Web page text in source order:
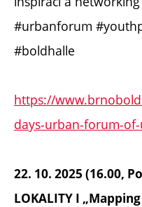
#urbanforum
#boldhalle
https://
days-urban-forum-
22. 10. 2025 (16.00,
LOKALITY I